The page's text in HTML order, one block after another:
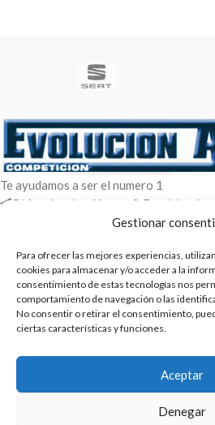
Gestionar
Para ofrecer las mejores experiencias,
cookies para almacenar y/o acceder a la
consentimiento de estas tecnologías nos
comportamiento de navegación o las
No consentir o retirar el consentimiento,
ciertas características y funciones.
Aceptar
Denegar
Te ayudamos a ser el numero 1
C/ Arquimedes 61 nave 2. Fuenlabrada
WhatsApp +34 670604426
ENTRADAS RECIENTES
POLÍTICAS
2025 | Evolucion-A Competicion:
comercialización de